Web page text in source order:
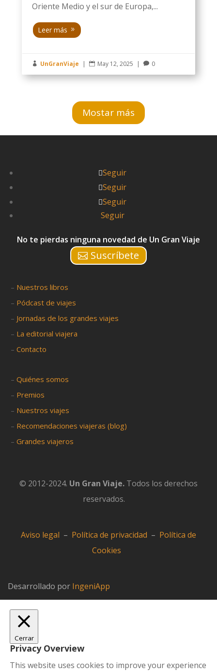
Oriente Medio y el sur de Europa,...
Leer más
 UnGranViaje |  May 12, 2025 |  0
Mostar más
Seguir
Seguir
Seguir
Seguir
No te pierdas ninguna novedad de Un Gran Viaje
Suscríbete
– Nuestros libros
– Pódcast de viajes
– Jornadas de los grandes viajes
– La editorial viajera
–Contacto
–Quiénes somos
– Premios
– Nuestros viajes
– Recomendaciones viajeras (blog)
–Grandes viajeros
© 2012-2024. Un Gran Viaje. Todos los derechos
reservados.
Aviso legal – Política de privacidad – Política de
Cookies
Desarrollado por IngeniApp
Cerrar
Privacy Overview
This website uses cookies to improve your experience